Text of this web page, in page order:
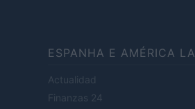
ESPANHA E AMÉRICA
Actualidad
Finanzas 24